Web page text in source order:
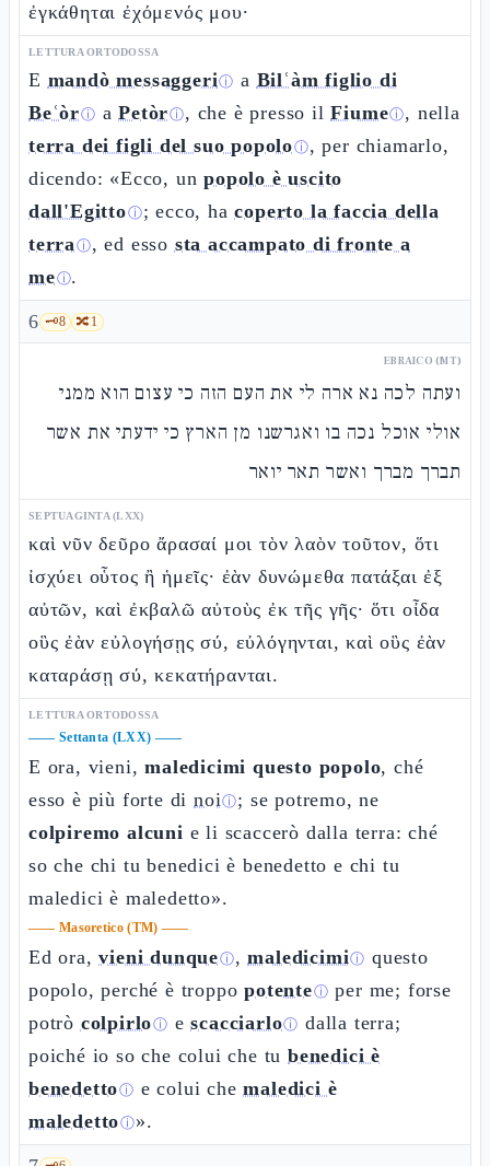
ἐγκάθηται ἐχόμενός μου·
LETTURA ORTODOSSA
E mandò messaggeriⓘ a Bilʿàm figlio di
Beʿòrⓘ aPetòrⓘ, che è presso ilFiumeⓘ, nella
terra dei figli del suo popoloⓘ, per chiamarlo,
dicendo: «Ecco, unpopolo è uscito
dall'Egittoⓘ; ecco, hacoperto la faccia della
terraⓘ, ed esso sta accampato di fronte a
meⓘ.
6 🗝️8 🔀1
EBRAICO (MT)
ועתה לכה נא ארה לי את העם הזה כי עצום הוא ממני
אולי אוכל נכה בו ואגרשנו מן הארץ כי ידעתי את אשר
תברך מברך ואשר תאר יואר
SEPTUAGINTA (LXX)
καὶ νῦν δεῦρο ἄρασαί μοι τὸν λαὸν τοῦτον, ὅτι
ἰσχύει οὗτος ἢ ἡμεῖς· ἐὰν δυνώμεθα πατάξαι ἐξ
αὐτῶν, καὶ ἐκβαλῶ αὐτοὺς ἐκ τῆς γῆς· ὅτι οἶδα
οὓς ἐὰν εὐλογήσῃς σύ, εὐλόγηνται, καὶ οὓς ἐὰν
καταράσῃ σύ, κεκατήρανται.
LETTURA ORTODOSSA
—— Settanta (LXX) ——
E ora, vieni,maledicimi questo popolo, ché
esso è più forte dinoiⓘ; se potremo, ne
colpiremo alcuni e li scaccerò dalla terra: ché
so che chi tu benedici è benedetto e chi tu
maledici è maledetto».
—— Masoretico (TM) ——
Ed ora,vieni dunqueⓘ,maledicimiⓘ questo
popolo, perché è troppopotenteⓘ per me; forse
potrò colpirloⓘ escacciarloⓘ dalla terra;
poiché io so che colui che tubenedici è
benedettoⓘ e colui chemaledici è
maledettoⓘ».